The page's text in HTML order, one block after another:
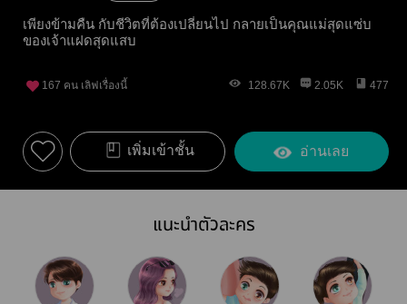
เพียงข้ามคืน กับชีวิตที่ต้องเปลี่ยนไป กลายเป็นคุณแม่สุดแซ่บ
ของเจ้าแฝดสุดแสบ
167 คน เลิฟเรื่องนี้ 128.67K 2.05K 477
เพิ่มเข้าชั้น อ่านเลย
แนะนำตัวละคร